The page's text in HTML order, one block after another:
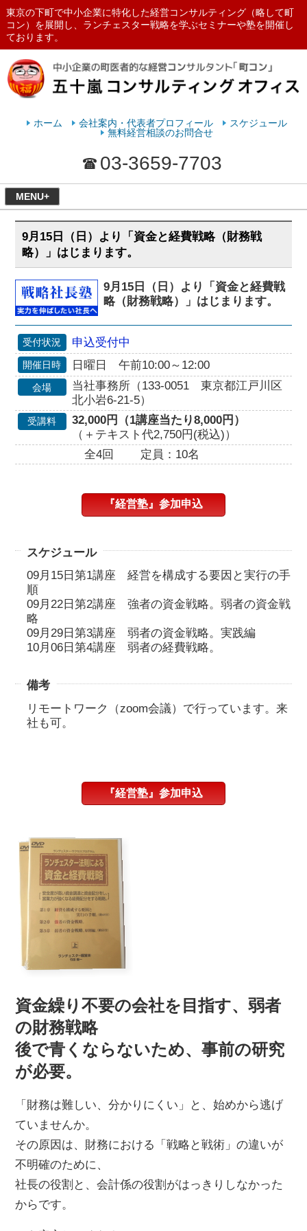
東京の下町で中小企業に特化した経営コンサルティング（略して町
コン）を展開し、ランチェスター戦略を学ぶセミナーや塾を開催し
ております。
ランチェスターの法則を学ぶなら
ホーム 会社案内・代表者プロフィール
スケジュール
無料経営相談のお問合せ
03-3659-7703
MENU+
9月15日（日）より「資金と経費戦略（財務戦
略）」はじまります。
9月15日（日）より「資金と経費戦
略（財務戦略）」はじまります。
受付状況 申込受付中
開催日時 日曜日 午前10:00～12:00
会場
当社事務所（133-0051 東京都江戸川区
北小岩6-21-5）
受講料
32,000円（1講座当たり8,000円）
（＋テキスト代2,750円(税込)）
全4回
定員：10名
『経営塾』参加申込
スケジュール
09月15日第1講座 経営を構成する要因と実行の手
順
09月22日第2講座 強者の資金戦略。弱者の資金戦
略
09月29日第3講座 弱者の資金戦略。実践編
10月06日第4講座 弱者の経費戦略。
備考
リモートワーク（zoom会議）で行っています。来
社も可。
『経営塾』参加申込
資金繰り不要の会社を目指す、弱者
の財務戦略
後で青くならないため、事前の研究
が必要。
「財務は難しい、分かりにくい」と、始めから逃げ
ていませんか。
その原因は、財務における「戦略と戦術」の違いが
不明確のために、
社長の役割と、会計係の役割がはっきりしなかった
からです。